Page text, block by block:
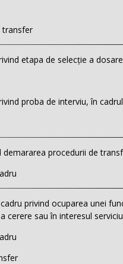
etapa de selecție a
proba de interviu, în
demararea procedurii de
privind ocuparea unei
cerere sau în interesul